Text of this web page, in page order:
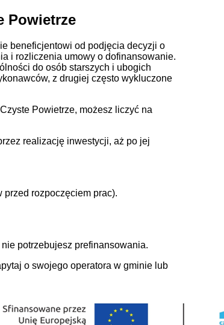
Powietrze
beneficjentowi od podjęcia decyzji o
i rozliczenia umowy o dofinansowanie.
do osób starszych i ubogich
z drugiej często wykluczone
Powietrze, możesz liczyć na
realizację inwestycji, aż po jej
rozpoczęciem prac).
nie potrzebujesz prefinansowania.
o swojego operatora w gminie lub